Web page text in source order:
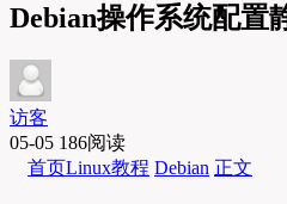
Debian操作系统配置
访客
05-05 186阅读
首页Linux教程 Debian 正文